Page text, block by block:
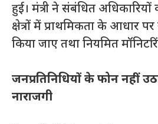
हुई। मंत्री ने संबंधित अधिकारियों
क्षेत्रों में प्राथमिकता के आधार
किया जाए तथा नियमित
जनप्रतिनिधियों के फोन नहीं
नाराजगी